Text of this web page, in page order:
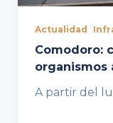
Actualidad
Comodoro:
organismos
A partir del